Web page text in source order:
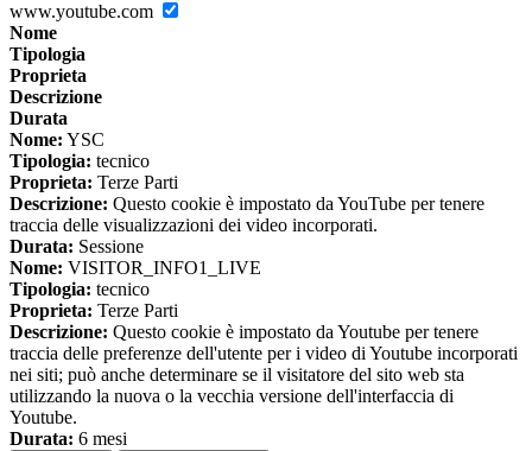
www.youtube.com
Nome
Tipologia
Proprieta
Descrizione
Durata
Nome: YSC
Tipologia: tecnico
Proprieta: Terze Parti
Descrizione: Questo cookie è impostato da YouTube per tenere
traccia delle visualizzazioni dei video incorporati.
Durata: Sessione
Nome: VISITOR_INFO1_LIVE
Tipologia: tecnico
Proprieta: Terze Parti
Descrizione: Questo cookie è impostato da Youtube per tenere
traccia delle preferenze dell'utente per i video di Youtube incorporati
nei siti; può anche determinare se il visitatore del sito web sta
utilizzando la nuova o la vecchia versione dell'interfaccia di
Youtube.
Durata: 6 mesi